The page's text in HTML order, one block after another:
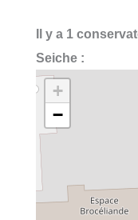
Il y a 1
Seiche :
+
−